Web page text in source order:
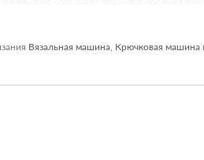
Вязальная машина Крючковая машина